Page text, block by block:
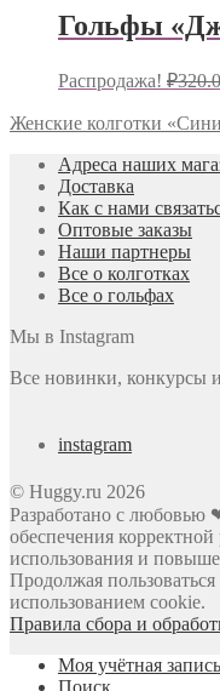
Гольфы
Распродажа! ₽
Женские колготки
Адреса наших
Доставка
Как с нами
Оптовые заказы
Наши партнеры
Все о колготках
Все о гольфах
Мы в Instagram
Все новинки, конкурсы
instagram
© Huggy.ru 2026
Разработано с
обеспечения корректной
использования и
Продолжая
использованием cookie.
Правила сбора и
Моя учётная запись